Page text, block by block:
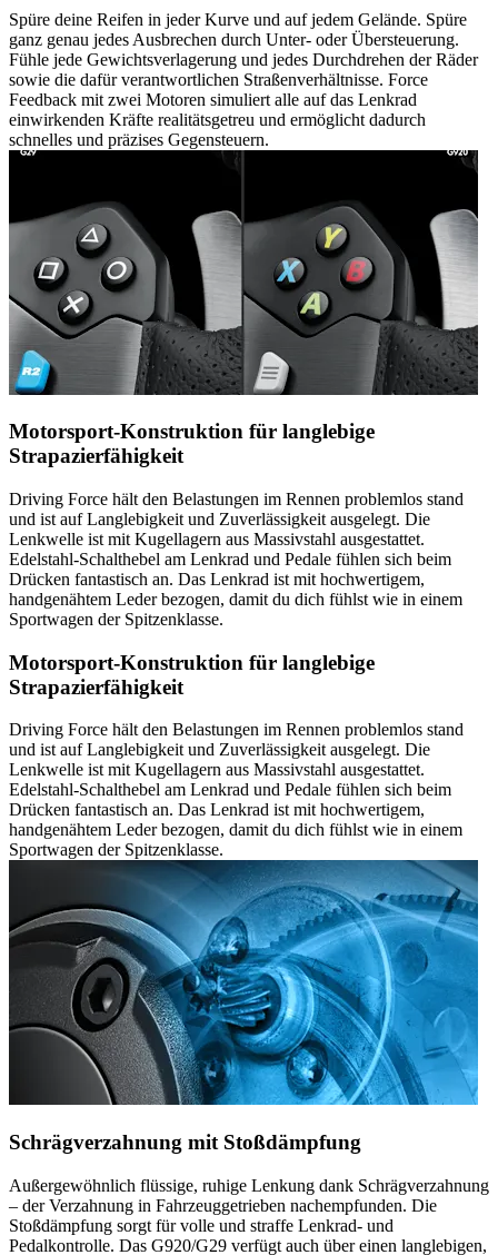
Spüre deine Reifen in jeder Kurve und auf jedem Gelände. Spüre
ganz genau jedes Ausbrechen durch Unter- oder Übersteuerung.
Fühle jede Gewichtsverlagerung und jedes Durchdrehen der Räder
sowie die dafür verantwortlichen Straßenverhältnisse. Force
Feedback mit zwei Motoren simuliert alle auf das Lenkrad
einwirkenden Kräfte realitätsgetreu und ermöglicht dadurch
schnelles und präzises Gegensteuern.
Motorsport-Konstruktion für langlebige
Strapazierfähigkeit
Driving Force hält den Belastungen im Rennen problemlos stand
und ist auf Langlebigkeit und Zuverlässigkeit ausgelegt. Die
Lenkwelle ist mit Kugellagern aus Massivstahl ausgestattet.
Edelstahl-Schalthebel am Lenkrad und Pedale fühlen sich beim
Drücken fantastisch an. Das Lenkrad ist mit hochwertigem,
handgenähtem Leder bezogen, damit du dich fühlst wie in einem
Sportwagen der Spitzenklasse.
Motorsport-Konstruktion für langlebige
Strapazierfähigkeit
Driving Force hält den Belastungen im Rennen problemlos stand
und ist auf Langlebigkeit und Zuverlässigkeit ausgelegt. Die
Lenkwelle ist mit Kugellagern aus Massivstahl ausgestattet.
Edelstahl-Schalthebel am Lenkrad und Pedale fühlen sich beim
Drücken fantastisch an. Das Lenkrad ist mit hochwertigem,
handgenähtem Leder bezogen, damit du dich fühlst wie in einem
Sportwagen der Spitzenklasse.
Schrägverzahnung mit Stoßdämpfung
Außergewöhnlich flüssige, ruhige Lenkung dank Schrägverzahnung
– der Verzahnung in Fahrzeuggetrieben nachempfunden. Die
Stoßdämpfung sorgt für volle und straffe Lenkrad- und
Pedalkontrolle. Das G920/G29 verfügt auch über einen langlebigen,